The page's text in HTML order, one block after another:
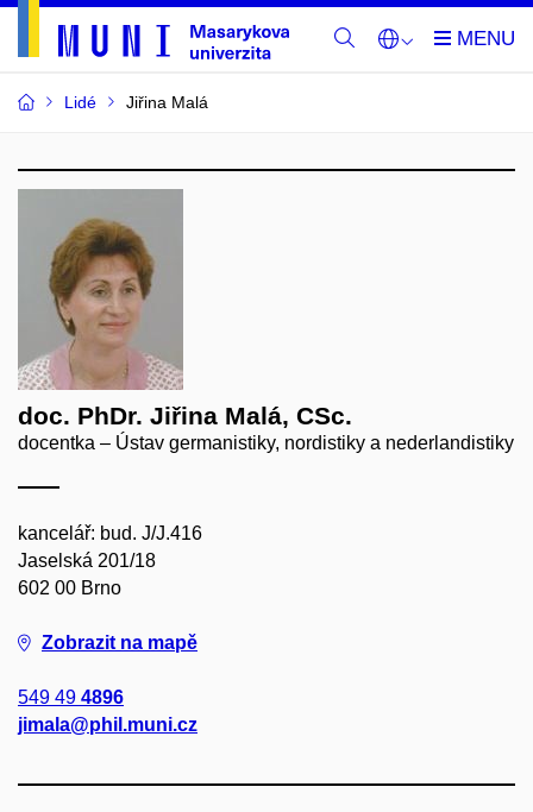
Lidé Jiřina Malá
doc. PhDr. Jiřina Malá, CSc.
docentka – Ústav germanistiky, nordistiky a nederlandistiky
kancelář: bud. J/J.416
Jaselská 201/18
602 00 Brno
Zobrazit na mapě
549 49 4896
jimala@phil.muni.cz